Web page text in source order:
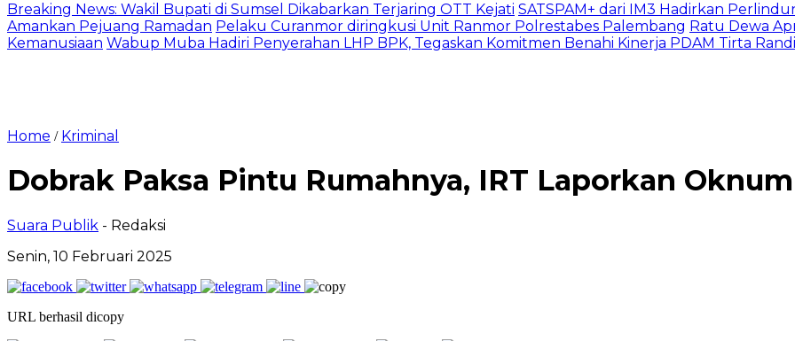
Breaking News: Wakil Bupati di Sumsel Dikabarkan Terjaring OTT Kejati SATSPAM+ dari IM3 Hadirkan
Amankan Pejuang Ramadan Pelaku Curanmor diringkusi Unit Ranmor Polrestabes Palembang Ratu Dewa
Kemanusiaan Wabup Muba Hadiri Penyerahan LHP BPK, Tegaskan Komitmen Benahi Kinerja PDAM Tirta
Home / Kriminal
Dobrak Paksa Pintu Rumahnya, IRT Laporkan
Suara Publik - Redaksi
Senin, 10 Februari 2025
URL berhasil dicopy